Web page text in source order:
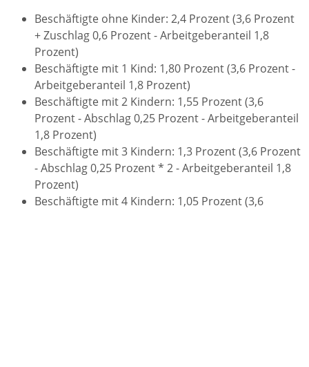
Beschäftigte ohne Kinder: 2,4 Prozent (3,6 Prozent
+ Zuschlag 0,6 Prozent - Arbeitgeberanteil 1,8
Prozent)
Beschäftigte mit 1 Kind: 1,80 Prozent (3,6 Prozent -
Arbeitgeberanteil 1,8 Prozent)
Beschäftigte mit 2 Kindern: 1,55 Prozent (3,6
Prozent - Abschlag 0,25 Prozent - Arbeitgeberanteil
1,8 Prozent)
Beschäftigte mit 3 Kindern: 1,3 Prozent (3,6 Prozent
- Abschlag 0,25 Prozent * 2 - Arbeitgeberanteil 1,8
Prozent)
Beschäftigte mit 4 Kindern: 1,05 Prozent (3,6